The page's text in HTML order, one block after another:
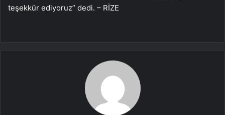
teşekkür ediyoruz” dedi. – RİZE